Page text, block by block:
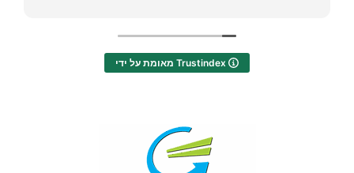
מאומת על ידי Trustindex